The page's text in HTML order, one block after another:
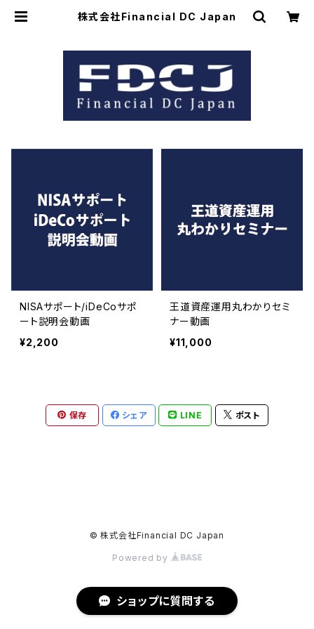
株式会社Financial DC Japan
NISAサポート/iDeCoサポ
ート説明会動画
¥2,200
王道資産運用丸わかりセミ
ナー動画
¥11,000
保存 シェア LINE ポスト
© 株式会社Financial DC Japan
Powered by
ショップに質問する